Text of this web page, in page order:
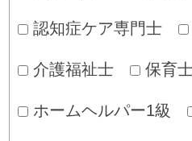
認知症ケア専門士
介護福祉士 保育
ホームヘルパー1級